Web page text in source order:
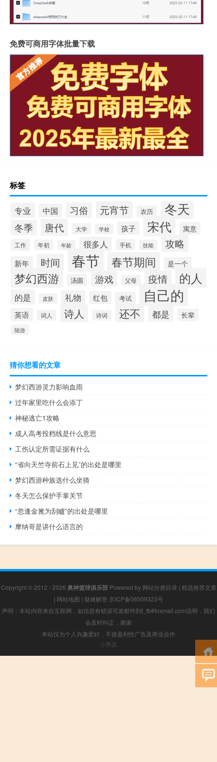
免费可商用字体批量下载
标签
专业 中国 习俗 元宵节 农历 冬天
冬季 唐代 大学 学校 孩子 宋代 寓意
工作 年初 年龄 很多人 手机 技能 攻略
新年 时间 春节 春节期间 是一个
梦幻西游 汤圆 游戏 父母 疫情 的人
的是 皮肤 礼物 红包 考试 自己的
英语 词人 诗人 诗词 还不 都是 长辈
陆游
猜你想看的文章
梦幻西游灵力影响血雨
过年家里吃什么会添丁
神秘逃亡1攻略
成人高考投档线是什么意思
工伤认定所需证据有什么
“省向天竺寺前石上见”的出处是哪里
梦幻西游种族选什么坐骑
冬天怎么保护手掌关节
“忽逢金篦为刮矑”的出处是哪里
摩纳哥是讲什么语言的
Copyright © 2012 - 2026 奥神篮球俱乐部Powered by 网站分类目录 | 精选推荐文章
| 网站地图 | 疑难解答 京ICP备06009323号
声明：本站内容来自互联网，如信息有错误可发邮件到f_fb#foxmail.com说明，我们
会及时纠正，谢谢
本站仅为个人兴趣爱好，不接盈利性广告及商业合作
小男孩